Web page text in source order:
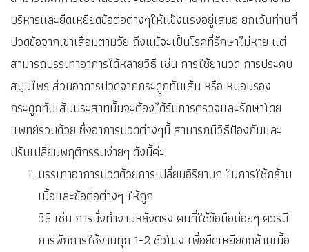
บริหารและยืดเหยียดข้อต่อต่างๆให้แข็งแรงอยู่เสมอ ยกเว้นท่านที่
ปวดข้อจากเข่าเสื่อมตามวัย ถึงแม้จะเป็นโรคที่รักษาไม่หาย แต่
สามารถบรรเทาอาการได้หลายวิธี เช่น การใช้ยานวด การประคบ
สมุนไพร ส่วนอาการปวดจากกระดูกทับเส้น หรือ หมอนรอง
กระดูกทับเส้นประสาทนั้นจะต้องได้รับการตรวจและรักษาโดย
แพทย์ร่วมด้วย ซึ่งอาการปวดต่างๆนี้ สามารถมีวิธีป้องกันและ
ปรับเปลี่ยนพฤติกรรมง่ายๆ ดังนี้ค่ะ
บรรเทาอาการปวดด้วยการเปลี่ยนอิริยาบถ ในการใช้กล้าม
เนื้อและข้อต่อต่างๆ ให้ถูก
วิธี เช่น การนั่งทำงานหลังตรง คนที่ใช้ข้อมือบ่อยๆ ควรมี
การพักการใช้งานทุก 1-2 ชั่วโมง เพื่อยืดเหยียดกล้ามเนื้อ